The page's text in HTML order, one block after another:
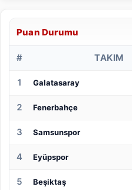
Puan Durumu
# TAKIM
1 Galatasaray
2 Fenerbahçe
3 Samsunspor
4 Eyüpspor
5 Beşiktaş